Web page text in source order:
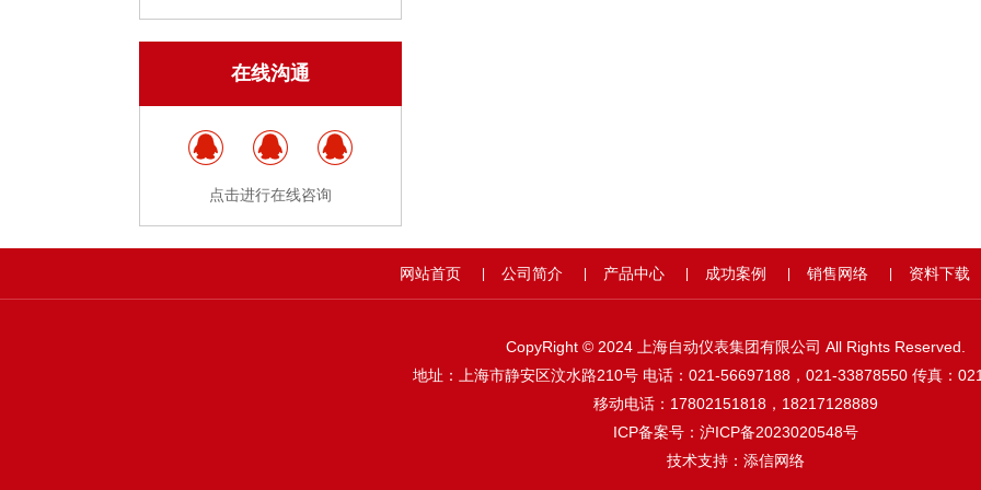
在线沟通
点击进行在线咨询
网站首页 公司简介 产品中心 成功案例 销售网络 资料下载
CopyRight © 2024 上海自动仪表集团有限公司 All Rights Reserved.
地址：上海市静安区汶水路210号 电话：021-56697188，021-33878550 传真：
移动电话：17802151818，18217128889
ICP备案号： 沪ICP备2023020548号
技术支持： 添信网络